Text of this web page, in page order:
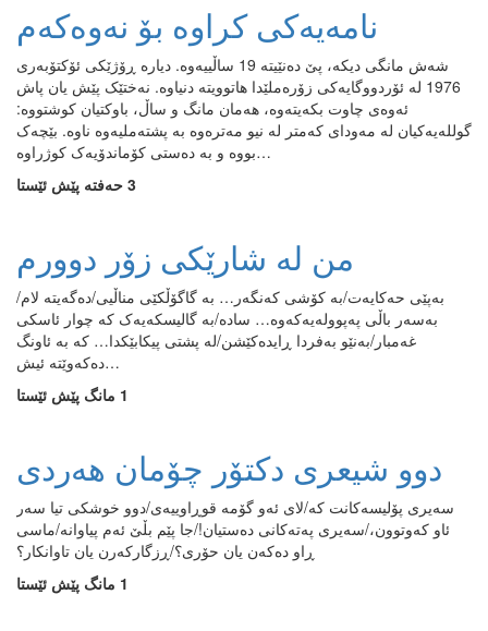
نامەیەکی کراوە بۆ نەوەکەم
شەش مانگی دیکە، پێ دەنێیتە 19 ساڵییەوە. دیارە ڕۆژێکی ئۆکتۆبەری
1976 لە ئۆردووگایەکی زۆرەملێدا هاتوویتە دنیاوە. نەختێک پێش یان پاش
ئەوەی چاوت بکەیتەوە، هەمان مانگ و ساڵ، باوکتیان کوشتووە:
گوللەیەکیان لە مەودای کەمتر لە نیو مەترەوە بە پشتەملیەوە ناوە. بێچەک
بووە و بە دەستی کۆماندۆیەک کوژراوە…
3 حەفتە پێش ئێستا
من له‌ شارێکی زۆر دوورم
به‌پێی حه‌کایه‌ت/به‌ کۆشی که‌نگه‌ر‌‌… به‌ گاگۆڵکێی مناڵیی/ده‌گه‌یته‌ لام/
به‌سه‌ر باڵی په‌پووله‌یه‌که‌وه‌‌… ساده‌/به‌ گالیسکه‌یه‌ک که‌ چوار ئاسکی
غه‌مبار/به‌نێو به‌فردا ڕایده‌کێشن/له‌ پشتی پیکابێکدا… که‌ به‌ ئاونگ
ده‌که‌وێته‌ ئیش…
1 مانگ پێش ئێستا
دوو شیعری دکتۆر چۆمان هەردی
سەیری پۆلیسەکانت کە/لای ئەو گۆمە قوڕاوییەی/دوو خوشکی تیا سەر
ئاو کەوتوون،/سەیری پەتەکانی دەستیان!/جا پێم بڵێ ئەم پیاوانە/ماسی
ڕاو دەکەن یان حۆری؟/ڕزگارکەرن یان تاوانکار؟
1 مانگ پێش ئێستا